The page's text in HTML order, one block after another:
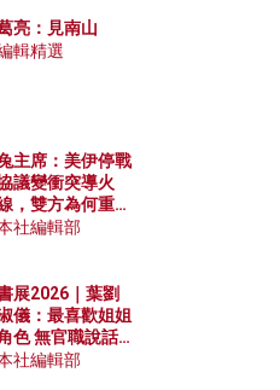
亮：見南山
輯精選
主席：美伊停戰
議變衝突導火
，雙方為何重啟
爭？伊朗一早洞
社編輯部
展2026｜葉劉
儀：最喜歡姐姐
色 無官職說話
袱少
社編輯部